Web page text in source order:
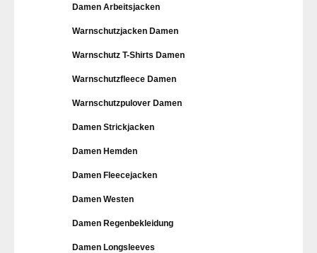
Damen Arbeitsjacken
Warnschutzjacken Damen
Warnschutz T-Shirts Damen
Warnschutzfleece Damen
Warnschutzpulover Damen
Damen Strickjacken
Damen Hemden
Damen Fleecejacken
Damen Westen
Damen Regenbekleidung
Damen Longsleeves